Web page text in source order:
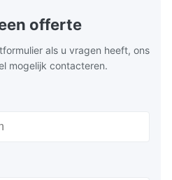
drilling and
Ideal
offerte
als u vragen heeft, ons
mogelijk contacteren.